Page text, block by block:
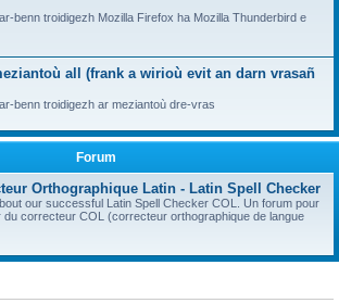
benn troidigezh Mozilla Firefox ha Mozilla Thunderbird e
all (frank a wirioù evit an darn vrasañ
benn troidigezh ar meziantoù dre-vras
Forum
Orthographique Latin - Latin Spell Checker
our successful Latin Spell Checker COL. Un forum pour
du correcteur COL (correcteur orthographique de langue